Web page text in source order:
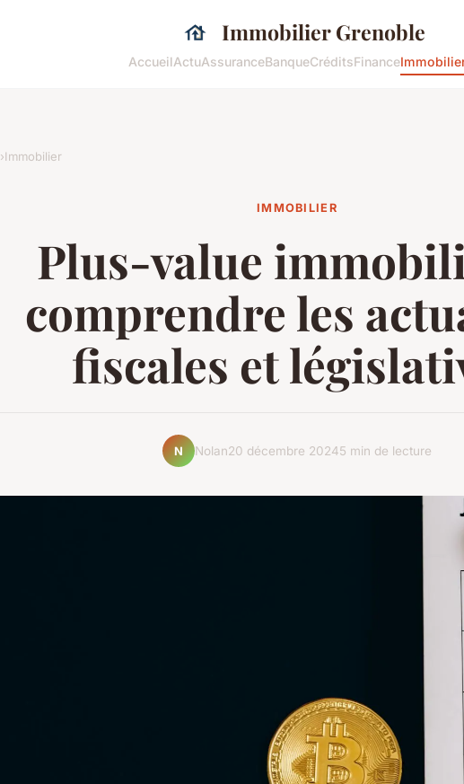
Immobilier Grenoble
AccueilActuAssuranceBanqueCréditsFinance
›Immobilier
IMMOBILIER
Plus-value
comprendre les
fiscales et
N Nolan20 décembre 20245 min de lecture